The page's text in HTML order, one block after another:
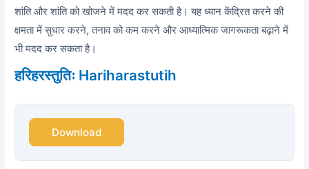
शांति और शांति को खोजने में मदद कर सकती है। यह ध्यान केंद्रित करने की
क्षमता में सुधार करने, तनाव को कम करने और आध्यात्मिक जागरूकता बढ़ाने में
भी मदद कर सकता है।
हरिहरस्तुतिः Hariharastutih
Download